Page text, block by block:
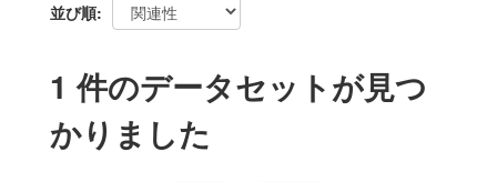
並び順
1 件のデータセットが見つ
かりました